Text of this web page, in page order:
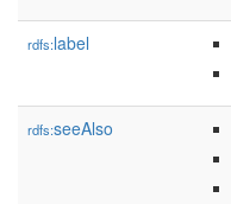
rdfs:label
rdfs:seeAlso